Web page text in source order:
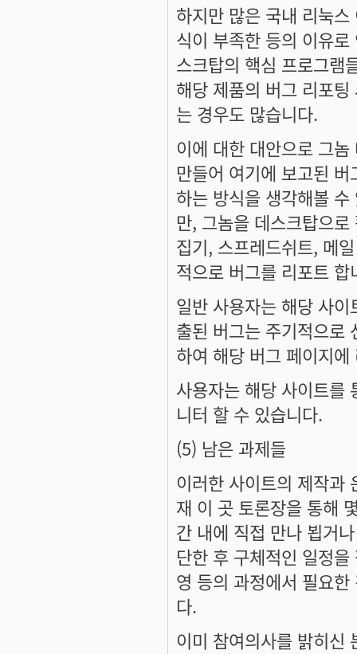
하지만 많은 국내 리눅
식이 부족한 등의 이유
스크탑의 핵심 프로그램
해당 제품의 버그 리포
는 경우도 많습니다.
이에 대한 대안으로 그
만들어 여기에 보고된
하는 방식을 생각해볼
만, 그놈을 데스크탑으
집기, 스프레드쉬트, 메
적으로 버그를 리포트 합
일반 사용자는 해당 사
출된 버그는 주기적으로
하여 해당 버그 페이지
사용자는 해당 사이트를
니터 할 수 있습니다.
(5) 남은 과제들
이러한 사이트의 제작과
재 이 곳 토론장을 통해
간 내에 직접 만나 뵙거
단한 후 구체적인 일정
영 등의 과정에서 필요
다.
이미 참여의사를 밝히신